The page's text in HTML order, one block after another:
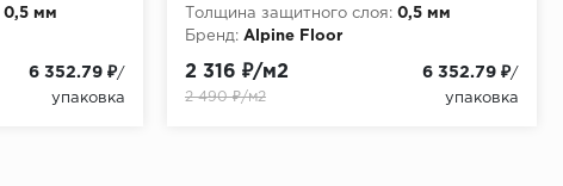
0,5 мм
6 352.79 ₽/
упаковка
Толщина защитного слоя: 0,5 мм
Бренд: Alpine Floor
2 316 ₽/м2
2 490 ₽/м2
6 352.79 ₽/
упаковка